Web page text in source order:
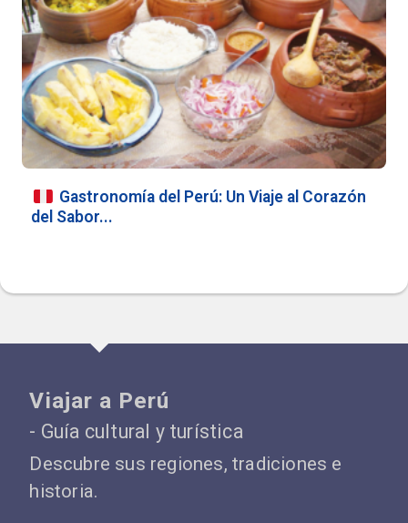
Gastronomía del Perú: Un Viaje al Corazón
del Sabor...
Viajar a Perú
- Guía cultural y turística
Descubre sus regiones, tradiciones e
historia.